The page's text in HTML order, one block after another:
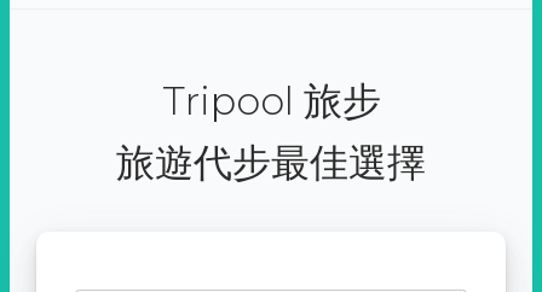
Tripool 旅步
旅遊代步最佳選擇